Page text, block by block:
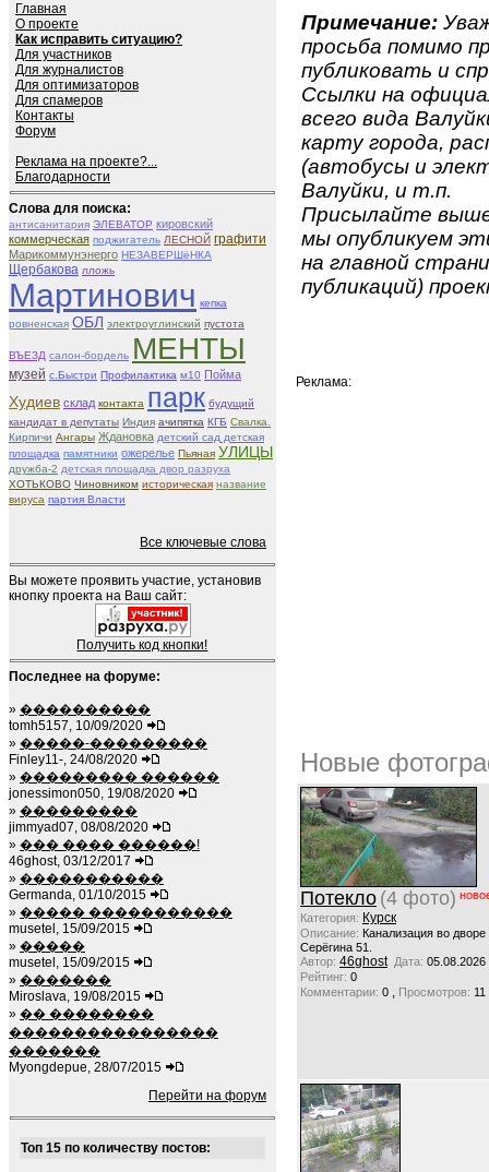
Главная
О проекте
Как исправить ситуацию?
Для участников
Для журналистов
Для оптимизаторов
Для спамеров
Контакты
Форум
Реклама на проекте?...
Благодарности
Слова для поиска:
антисанитария ЭЛЕВАТОР кировский
коммерческая поджигатель ЛЕСНОЙ графити
Марикоммунэнерго НЕЗАВЕРШёНКА
Щербакова лложь
Мартинович кепка
ровненская ОБЛ электроуглинский пустота
ВЪЕЗД салон-бордель МЕНТЫ
музей с.Быстри Профилактика м10 Пойма
Худиев склад контакта парк будущий
кандидат в депутаты Индия ачипятка КГБ Свалка.
Кирпичи Ангары Ждановка детский сад детская
площадка памятники ожерелье Пьяная УЛИЦЫ
дружба-2 детская площадка двор разруха
ХОТЬКОВО Чиновником историческая название
вируса партия Власти
Все ключевые слова
Вы можете проявить участие, установив
кнопку проекта на Ваш сайт:
Получить код кнопки!
Последнее на форуме:
» ����������
tomh5157, 10/09/2020
» �����-���������
Finley11-, 24/08/2020
» ��������� ������
jonessimon050, 19/08/2020
» ���������
jimmyad07, 08/08/2020
» ��� ���� ������!
46ghost, 03/12/2017
» �����������
Germanda, 01/10/2015
» ����� �����������
musetel, 15/09/2015
» �����
musetel, 15/09/2015
» �������
Miroslava, 19/08/2015
» �� ��������
����������������
�������
Myongdepue, 28/07/2015
Перейти на форум
Топ 15 по количеству постов:
Примечание:
просьба помимо
публиковать и
Ссылки на
всего вида
карту города,
(автобусы и
Валуйки, и т.п.
Присылайте
мы опубликуем
на главной
публикаций)
Реклама:
Новые
Потекло (4 фото)
Категория: Курск
Описание: Канализация во
Серёгина 51.
Автор: 46ghost Дата: 05.08.2026
Рейтинг: 0
Комментарии: 0 , Просмотров: 11